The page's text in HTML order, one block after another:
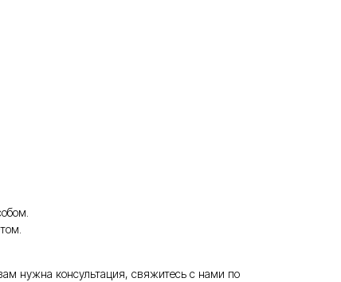
нужна консультация, свяжитесь с нами по